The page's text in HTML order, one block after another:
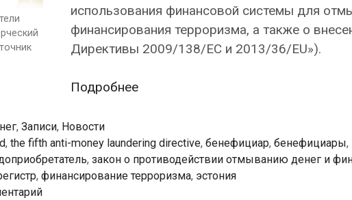
использования финансовой системы для
финансирования терроризма, а также о
Директивы 2009/138/EC и 2013/36/EU»).
ПодробнееФактические
быть
внесены
в
, Записи, Новости
, the fifth anti-money laundering directive, бенефициар, бенефициары,
, закон о противодействии отмыванию денег и
, финансирование терроризма, эстония